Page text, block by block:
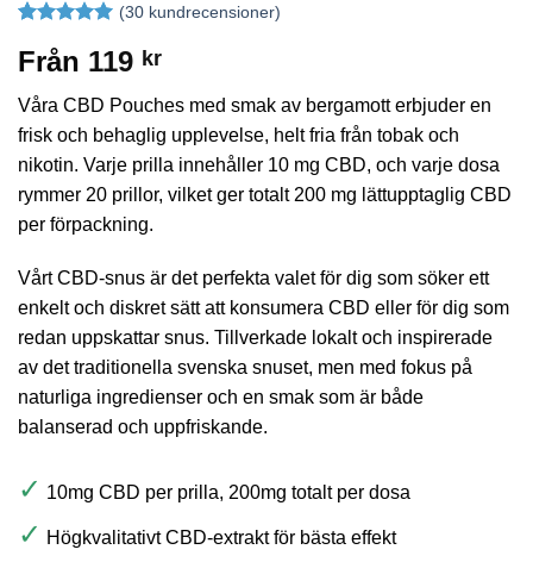
av 5
baserat på
kundrecensioner
(30kundrecensioner)
Från 119 kr
Våra CBD Pouches med smak av bergamott erbjuder en
frisk och behaglig upplevelse, helt fria från tobak och
nikotin. Varje prilla innehåller 10 mg CBD, och varje dosa
rymmer 20 prillor, vilket ger totalt 200 mg lättupptaglig CBD
per förpackning.
Vårt CBD-snus är det perfekta valet för dig som söker ett
enkelt och diskret sätt att konsumera CBD eller för dig som
redan uppskattar snus. Tillverkade lokalt och inspirerade
av det traditionella svenska snuset, men med fokus på
naturliga ingredienser och en smak som är både
balanserad och uppfriskande.
✓ 10mg CBD per prilla, 200mg totalt per dosa
✓ Högkvalitativt CBD-extrakt för bästa effekt